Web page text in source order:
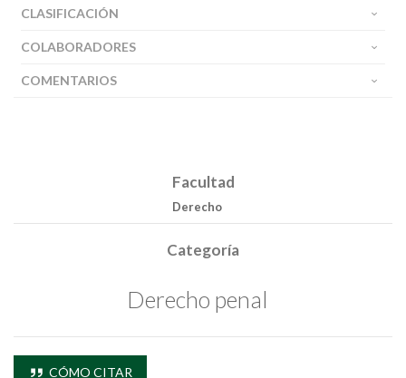
CLASIFICACIÓN
COLABORADORES
COMENTARIOS
Facultad
Derecho
Categoría
Derecho penal
CÓMO CITAR